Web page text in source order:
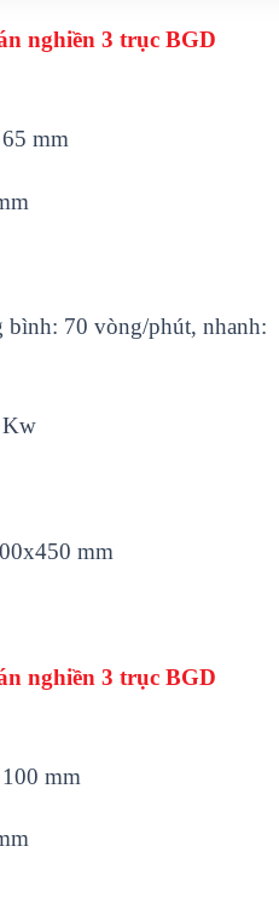
nghiền 3 trục BGD
mm
70 vòng/phút, nhanh:
Kw
mm
nghiền 3 trục BGD
mm